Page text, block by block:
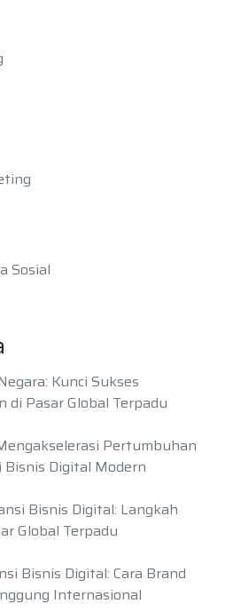
Sosial
Kunci Sukses
di Pasar Global Terpadu
Pertumbuhan
Digital Modern
Bisnis Digital: Langkah
Global Terpadu
Bisnis Digital: Cara Brand
Internasional